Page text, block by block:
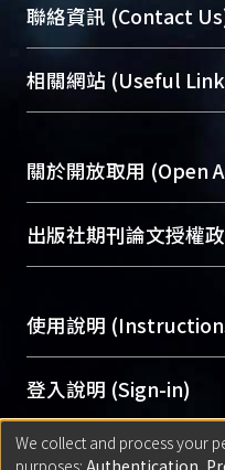
臺大位居世界頂尖大
展現本校豐碩的研究
機構典藏（NTUR）與
台，成為臺大學術典
成果。
To permanently
profiles and scholarly
services of “NTU
聯絡資訊 (Contact
總館學科館員(Main
醫學圖書館學科館員
Sciences Library)
相關網站 (Useful
關於開放取用 (Open
開放取用是從使用者
動，應用在學術研究
用逐年攀升。同時可
Archive）平台。 （點
出版社期刊論文授權
含部分內容的版權
助與合作完成，請
意提供此授權。
Please represent
original work, and
使用說明
網站簡介(Quickstart
使用手冊
線上預約服務
登入說明 (Sign-in)
方案一：臺灣大學
匯入著作
We collect and process your
purposes: Authentication,